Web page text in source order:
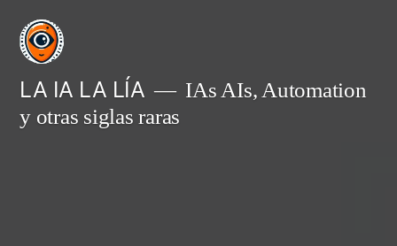
Saltar
contenido
LA IA LA LÍA
IAs AIs, Automation
y otras siglas raras